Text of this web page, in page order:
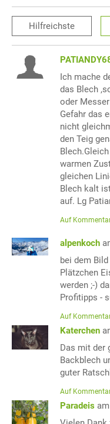
Hilfreichste
Ich mache
das Blech
oder
Gefahr das
nicht
den Teig
warmen
gleichen
Blech kalt
auf. Lg
Auf
alpenkoch
bei dem
Plätzchen
werden ;-)
Profitipps -
Auf
Katerchen
Das mit der
Backblech
guter
Auf
Paradeis